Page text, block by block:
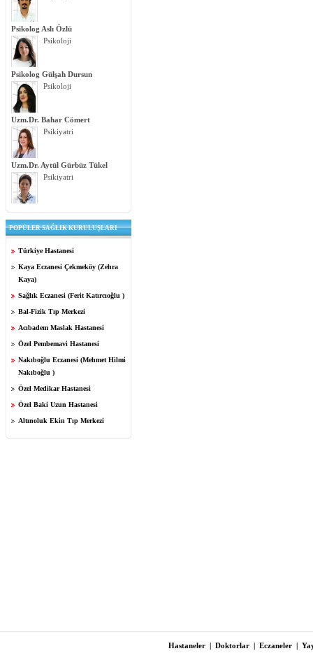
Psikolog Aslı Özlü
Psikoloji
Psikolog Gülşah Dursun
Psikoloji
Uzm.Dr. Bahar Cömert
Psikiyatri
Uzm.Dr. Aytül Gürbüz Tükel
Psikiyatri
POPÜLER SAĞLIK KURULUŞLARI
Türkiye Hastanesi
Kaya Eczanesi Çekmeköy (Zehra
Kaya)
Sağlık Eczanesi (Ferit Katırcıoğlu )
Bal-Fizik Tıp Merkezi
Acıbadem Maslak Hastanesi
Özel Pembemavi Hastanesi
Nakıboğlu Eczanesi (Mehmet Hilmi
Nakıboğlu )
Özel Medikar Hastanesi
Özel Baki Uzun Hastanesi
Altınoluk Ekin Tıp Merkezi
Hastaneler | Doktorlar | Eczaneler |